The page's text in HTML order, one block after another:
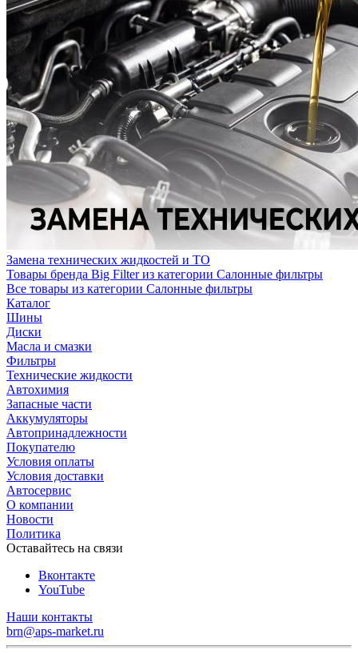
Замена технических жидкостей и ТО
Товары бренда Big Filter из категории Салонные фильтры
Все товары из категории Салонные фильтры
Каталог
Шины
Диски
Масла и смазки
Фильтры
Технические жидкости
Автохимия
Запасные части
Аккумуляторы
Автопринадлежности
Покупателю
Условия оплаты
Условия доставки
Автосервис
О компании
Новости
Политика
Оставайтесь на связи
Вконтакте
YouTube
Наши контакты
brn@aps-market.ru